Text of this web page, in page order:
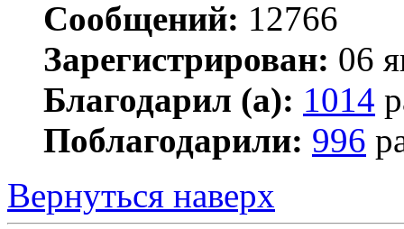
Сообщений: 12766
Зарегистрирован: 06
Благодарил (а): 1014
Поблагодарили: 996
Вернуться наверх